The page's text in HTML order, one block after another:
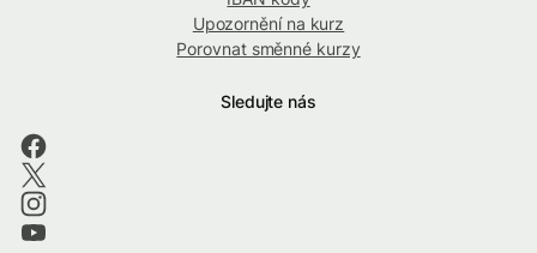
Upozornění na kurz
Porovnat směnné kurzy
Sledujte nás